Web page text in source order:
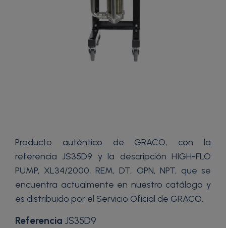
Producto auténtico de GRACO, con la
referencia JS35D9 y la descripción HIGH-FLO
PUMP, XL34/2000, REM, DT, OPN, NPT, que se
encuentra actualmente en nuestro catálogo y
es distribuido por el Servicio Oficial de GRACO.
Referencia JS35D9